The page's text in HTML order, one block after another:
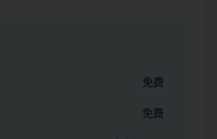
免费
免费